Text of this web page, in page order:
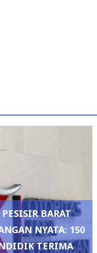
BARAT
NYATA: 150
TERIMA